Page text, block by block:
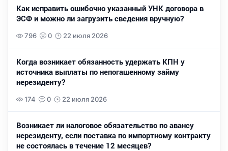
Как исправить ошибочно указанный УНК договора в
ЭСФ и можно ли загрузить сведения вручную?
796 0 22 июля 2026
Когда возникает обязанность удержать КПН у
источника выплаты по непогашенному займу
нерезиденту?
174 0 22 июля 2026
Возникает ли налоговое обязательство по авансу
нерезиденту, если поставка по импортному контракту
не состоялась в течение 12 месяцев?